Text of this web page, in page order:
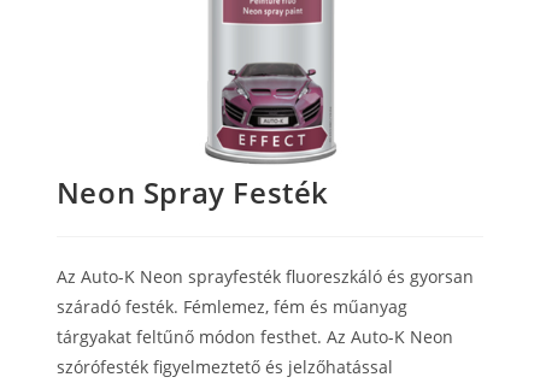
Neon Spray Festék
Az Auto-K Neon sprayfesték fluoreszkáló és gyorsan
száradó festék. Fémlemez, fém és műanyag
tárgyakat feltűnő módon festhet. Az Auto-K Neon
szórófesték figyelmeztető és jelzőhatással